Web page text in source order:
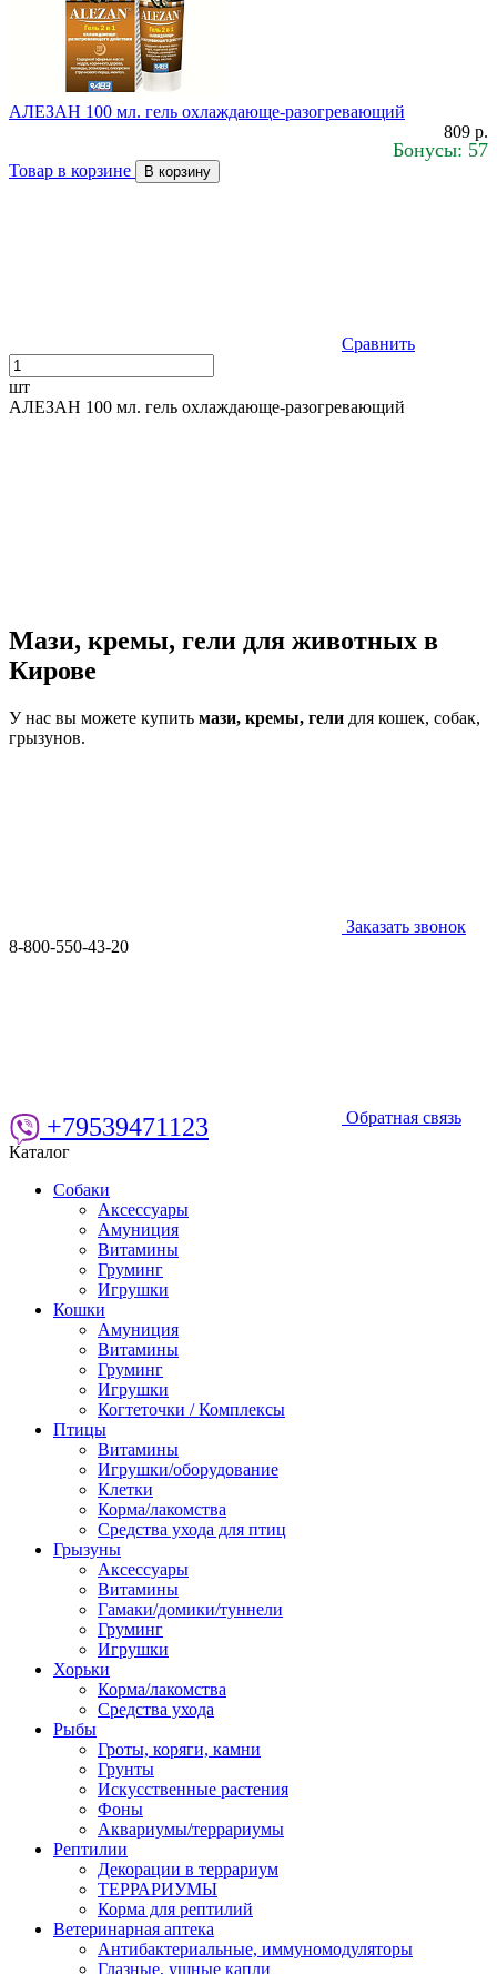
АЛЕЗАН 100 мл. гель охлаждающе-разогревающий
809 р.
Бонусы: 57
Товар в корзине В корзину
Сравнить
шт
АЛЕЗАН 100 мл. гель охлаждающе-разогревающий
Мази, кремы, гели для животных в
Кирове
У нас вы можете купить мази, кремы, гели для кошек, собак,
грызунов.
Заказать звонок
8-800-550-43-20
Обратная связь
+79539471123
Каталог
Собаки
Аксессуары
Амуниция
Витамины
Груминг
Игрушки
Кошки
Амуниция
Витамины
Груминг
Игрушки
Когтеточки / Комплексы
Птицы
Витамины
Игрушки/оборудование
Клетки
Корма/лакомства
Средства ухода для птиц
Грызуны
Аксессуары
Витамины
Гамаки/домики/туннели
Груминг
Игрушки
Хорьки
Корма/лакомства
Средства ухода
Рыбы
Гроты, коряги, камни
Грунты
Искусственные растения
Фоны
Аквариумы/террариумы
Рептилии
Декорации в террариум
ТЕРРАРИУМЫ
Корма для рептилий
Ветеринарная аптека
Антибактериальные, иммуномодуляторы
Глазные, ушные капли